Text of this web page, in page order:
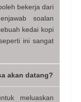
bekerja dari
soalan
kedai kopi
ini sangat
akan datang?
meluaskan